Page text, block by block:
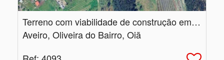
Terreno com viabilidade de construção em Malhapão
Aveiro, Oliveira do Bairro, Oiã